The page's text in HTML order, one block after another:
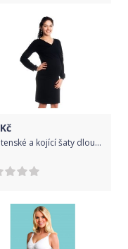
Kč
Těhotenské a kojící šaty dlouhý rukáv - KRISTÝNA černé - BeMaaMaa velikost S (36)